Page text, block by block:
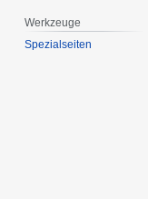
Werkzeuge
Spezialseiten